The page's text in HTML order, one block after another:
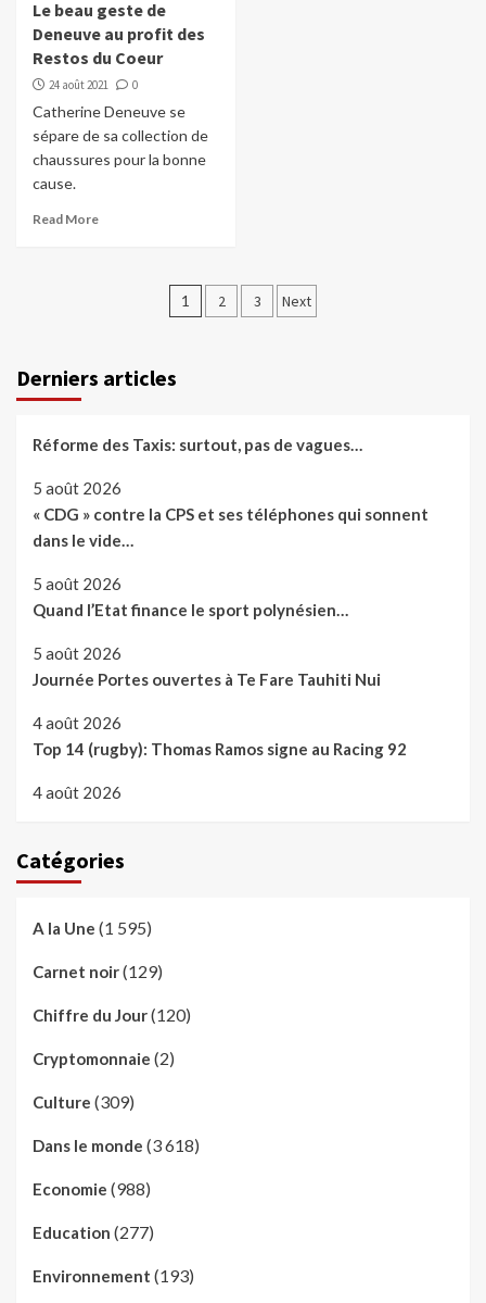
Le beau geste de
Deneuve au profit des
Restos du Coeur
24 août 2021 0
Catherine Deneuve se
sépare de sa collection de
chaussures pour la bonne
cause.
Read More
Pagination
publications
1 2 3 Next
Derniers articles
Réforme des Taxis: surtout, pas de vagues…
5 août 2026
« CDG » contre la CPS et ses téléphones qui sonnent
dans le vide…
5 août 2026
Quand l’Etat finance le sport polynésien…
5 août 2026
Journée Portes ouvertes à Te Fare Tauhiti Nui
4 août 2026
Top 14 (rugby): Thomas Ramos signe au Racing 92
4 août 2026
Catégories
A la Une (1 595)
Carnet noir(129)
Chiffre du Jour(120)
Cryptomonnaie (2)
Culture (309)
Dans le monde (3 618)
Economie (988)
Education (277)
Environnement (193)